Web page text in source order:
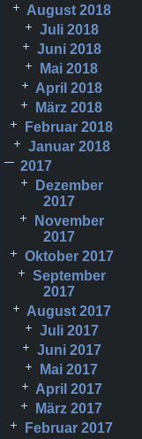
August 2018
Juli 2018
Juni 2018
Mai 2018
April 2018
März 2018
Februar 2018
Januar 2018
2017
Dezember
2017
November
2017
Oktober 2017
September
2017
August 2017
Juli 2017
Juni 2017
Mai 2017
April 2017
März 2017
Februar 2017